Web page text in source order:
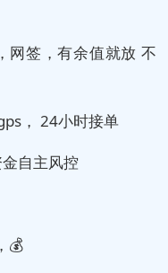
网签，有余值就放 不
， 24小时接单
自主风控
💰